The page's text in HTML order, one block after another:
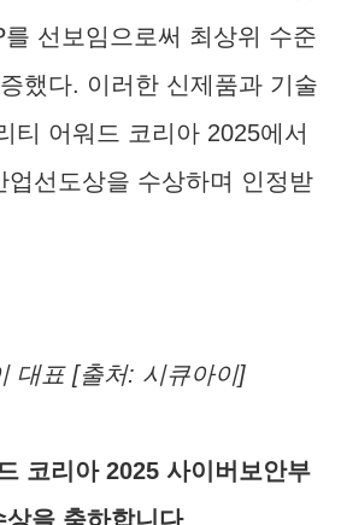
선보임으로써 최상위 수준
했다. 이러한 신제품과 기술
티 어워드 코리아 2025에서
업선도상을 수상하며 인정받
대표 [출처: 시큐아이]
코리아 2025 사이버보안부
상을 축하합니다